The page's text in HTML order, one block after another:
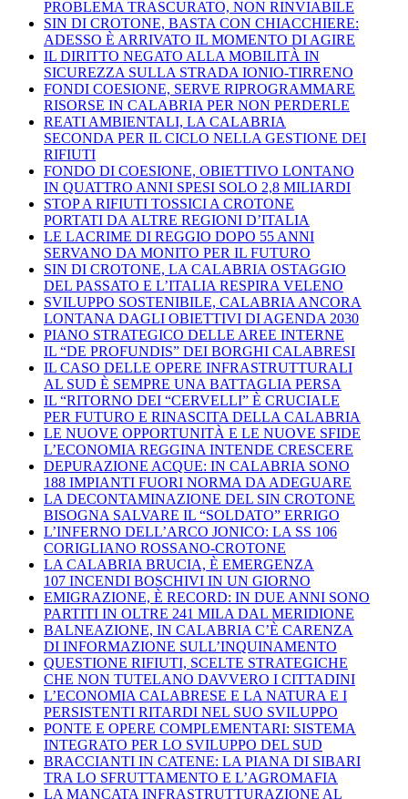
PROBLEMA TRASCURATO, NON RINVIABILE
SIN DI CROTONE, BASTA CON CHIACCHIERE:
ADESSO È ARRIVATO IL MOMENTO DI AGIRE
IL DIRITTO NEGATO ALLA MOBILITÀ IN
SICUREZZA SULLA STRADA IONIO-TIRRENO
FONDI COESIONE, SERVE RIPROGRAMMARE
RISORSE IN CALABRIA PER NON PERDERLE
REATI AMBIENTALI, LA CALABRIA
SECONDA PER IL CICLO NELLA GESTIONE DEI
RIFIUTI
FONDO DI COESIONE, OBIETTIVO LONTANO
IN QUATTRO ANNI SPESI SOLO 2,8 MILIARDI
STOP A RIFIUTI TOSSICI A CROTONE
PORTATI DA ALTRE REGIONI D’ITALIA
LE LACRIME DI REGGIO DOPO 55 ANNI
SERVANO DA MONITO PER IL FUTURO
SIN DI CROTONE, LA CALABRIA OSTAGGIO
DEL PASSATO E L’ITALIA RESPIRA VELENO
SVILUPPO SOSTENIBILE, CALABRIA ANCORA
LONTANA DAGLI OBIETTIVI DI AGENDA 2030
PIANO STRATEGICO DELLE AREE INTERNE
IL “DE PROFUNDIS” DEI BORGHI CALABRESI
IL CASO DELLE OPERE INFRASTRUTTURALI
AL SUD È SEMPRE UNA BATTAGLIA PERSA
IL “RITORNO DEI “CERVELLI” È CRUCIALE
PER FUTURO E RINASCITA DELLA CALABRIA
LE NUOVE OPPORTUNITÀ E LE NUOVE SFIDE
L’ECONOMIA REGGINA INTENDE CRESCERE
DEPURAZIONE ACQUE: IN CALABRIA SONO
188 IMPIANTI FUORI NORMA DA ADEGUARE
LA DECONTAMINAZIONE DEL SIN CROTONE
BISOGNA SALVARE IL “SOLDATO” ERRIGO
L’INFERNO DELL’ARCO JONICO: LA SS 106
CORIGLIANO ROSSANO-CROTONE
LA CALABRIA BRUCIA, È EMERGENZA
107 INCENDI BOSCHIVI IN UN GIORNO
EMIGRAZIONE, È RECORD: IN DUE ANNI SONO
PARTITI IN OLTRE 241 MILA DAL MERIDIONE
BALNEAZIONE, IN CALABRIA C’È CARENZA
DI INFORMAZIONE SULL’INQUINAMENTO
QUESTIONE RIFIUTI, SCELTE STRATEGICHE
CHE NON TUTELANO DAVVERO I CITTADINI
L’ECONOMIA CALABRESE E LA NATURA E I
PERSISTENTI RITARDI NEL SUO SVILUPPO
PONTE E OPERE COMPLEMENTARI: SISTEMA
INTEGRATO PER LO SVILUPPO DEL SUD
BRACCIANTI IN CATENE: LA PIANA DI SIBARI
TRA LO SFRUTTAMENTO E L’AGROMAFIA
LA MANCATA INFRASTRUTTURAZIONE AL